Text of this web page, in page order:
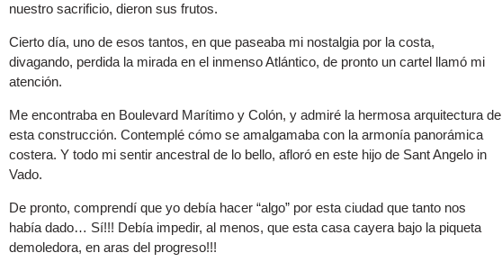
nuestro sacrificio, dieron sus frutos.
Cierto día, uno de esos tantos, en que paseaba mi nostalgia por la costa,
divagando, perdida la mirada en el inmenso Atlántico, de pronto un cartel llamó mi
atención.
Me encontraba en Boulevard Marítimo y Colón, y admiré la hermosa arquitectura de
esta construcción. Contemplé cómo se amalgamaba con la armonía panorámica
costera. Y todo mi sentir ancestral de lo bello, afloró en este hijo de Sant Angelo in
Vado.
De pronto, comprendí que yo debía hacer “algo” por esta ciudad que tanto nos
había dado… Sí!!! Debía impedir, al menos, que esta casa cayera bajo la piqueta
demoledora, en aras del progreso!!!